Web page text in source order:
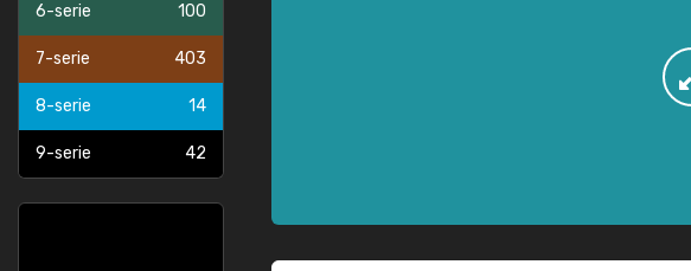
6-serie 100
7-serie 403
8-serie 14
9-serie 42